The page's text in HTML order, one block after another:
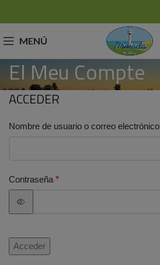
MENÚ
El Meu Compte
ACCEDER
Nombre de usuario o correo electrónico
Contraseña *
Acceder